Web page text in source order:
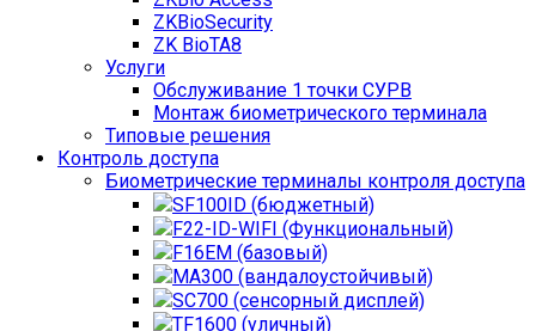
ZKBioSecurity
ZK BioTA8
Услуги
Обслуживание 1 точки СУРВ
Монтаж биометрического терминала
Типовые решения
Контроль доступа
Биометрические терминалы контроля доступа
SF100ID (бюджетный)
F22-ID-WIFI (Функциональный)
F16EM (базовый)
MA300 (вандалоустойчивый)
SC700 (сенсорный дисплей)
TF1600 (уличный)